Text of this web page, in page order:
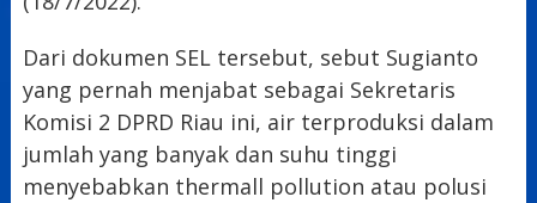
Dari dokumen SEL tersebut, sebut Sugianto
yang pernah menjabat sebagai Sekretaris
Komisi 2 DPRD Riau ini, air terproduksi dalam
jumlah yang banyak dan suhu tinggi
menyebabkan thermall pollution atau polusi